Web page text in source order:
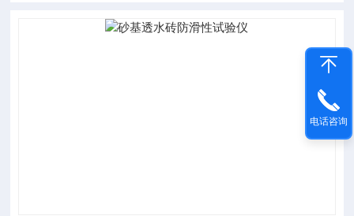
电话咨询